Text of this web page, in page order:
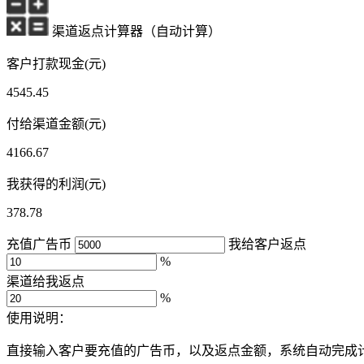
渠道返点计算器（自动计算）
客户打款现金(元)
4545.45
付给渠道金额(元)
4166.67
我获得的利润(元)
378.78
充值广告币
我给客户返点
%
渠道给我返点
%
使用说明：
直接输入客户要充值的广告币，以及返点金额，系统自动完